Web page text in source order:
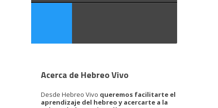
Acerca de Hebreo Vivo
Desde Hebreo Vivo queremos facilitarte el
aprendizaje del hebreo y acercarte a la